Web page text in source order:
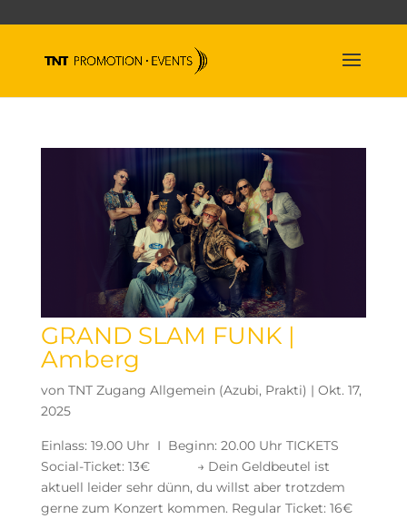
GRAND SLAM FUNK |
Amberg
von TNT Zugang Allgemein (Azubi, Prakti) | Okt. 17,
2025
Einlass: 19.00 Uhr I Beginn: 20.00 Uhr TICKETS
Social-Ticket: 13€ → Dein Geldbeutel ist
aktuell leider sehr dünn, du willst aber trotzdem
gerne zum Konzert kommen. Regular Ticket: 16€